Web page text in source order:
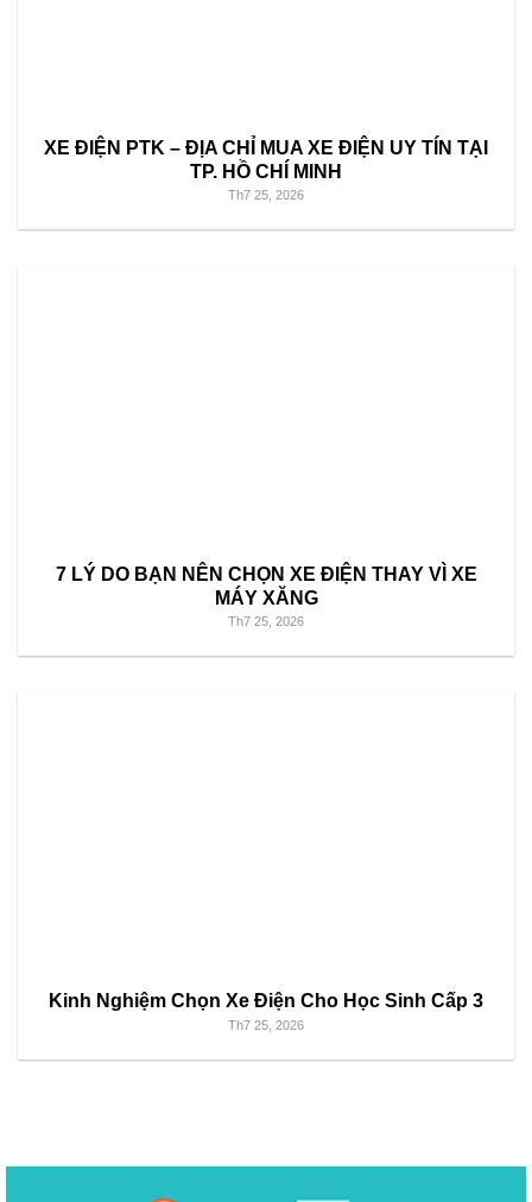
XE ĐIỆN PTK – ĐỊA CHỈ MUA XE ĐIỆN UY TÍN TẠI
TP. HỒ CHÍ MINH
Th7 25, 2026
7 LÝ DO BẠN NÊN CHỌN XE ĐIỆN THAY VÌ XE
MÁY XĂNG
Th7 25, 2026
Kinh Nghiệm Chọn Xe Điện Cho Học Sinh Cấp 3
Th7 25, 2026